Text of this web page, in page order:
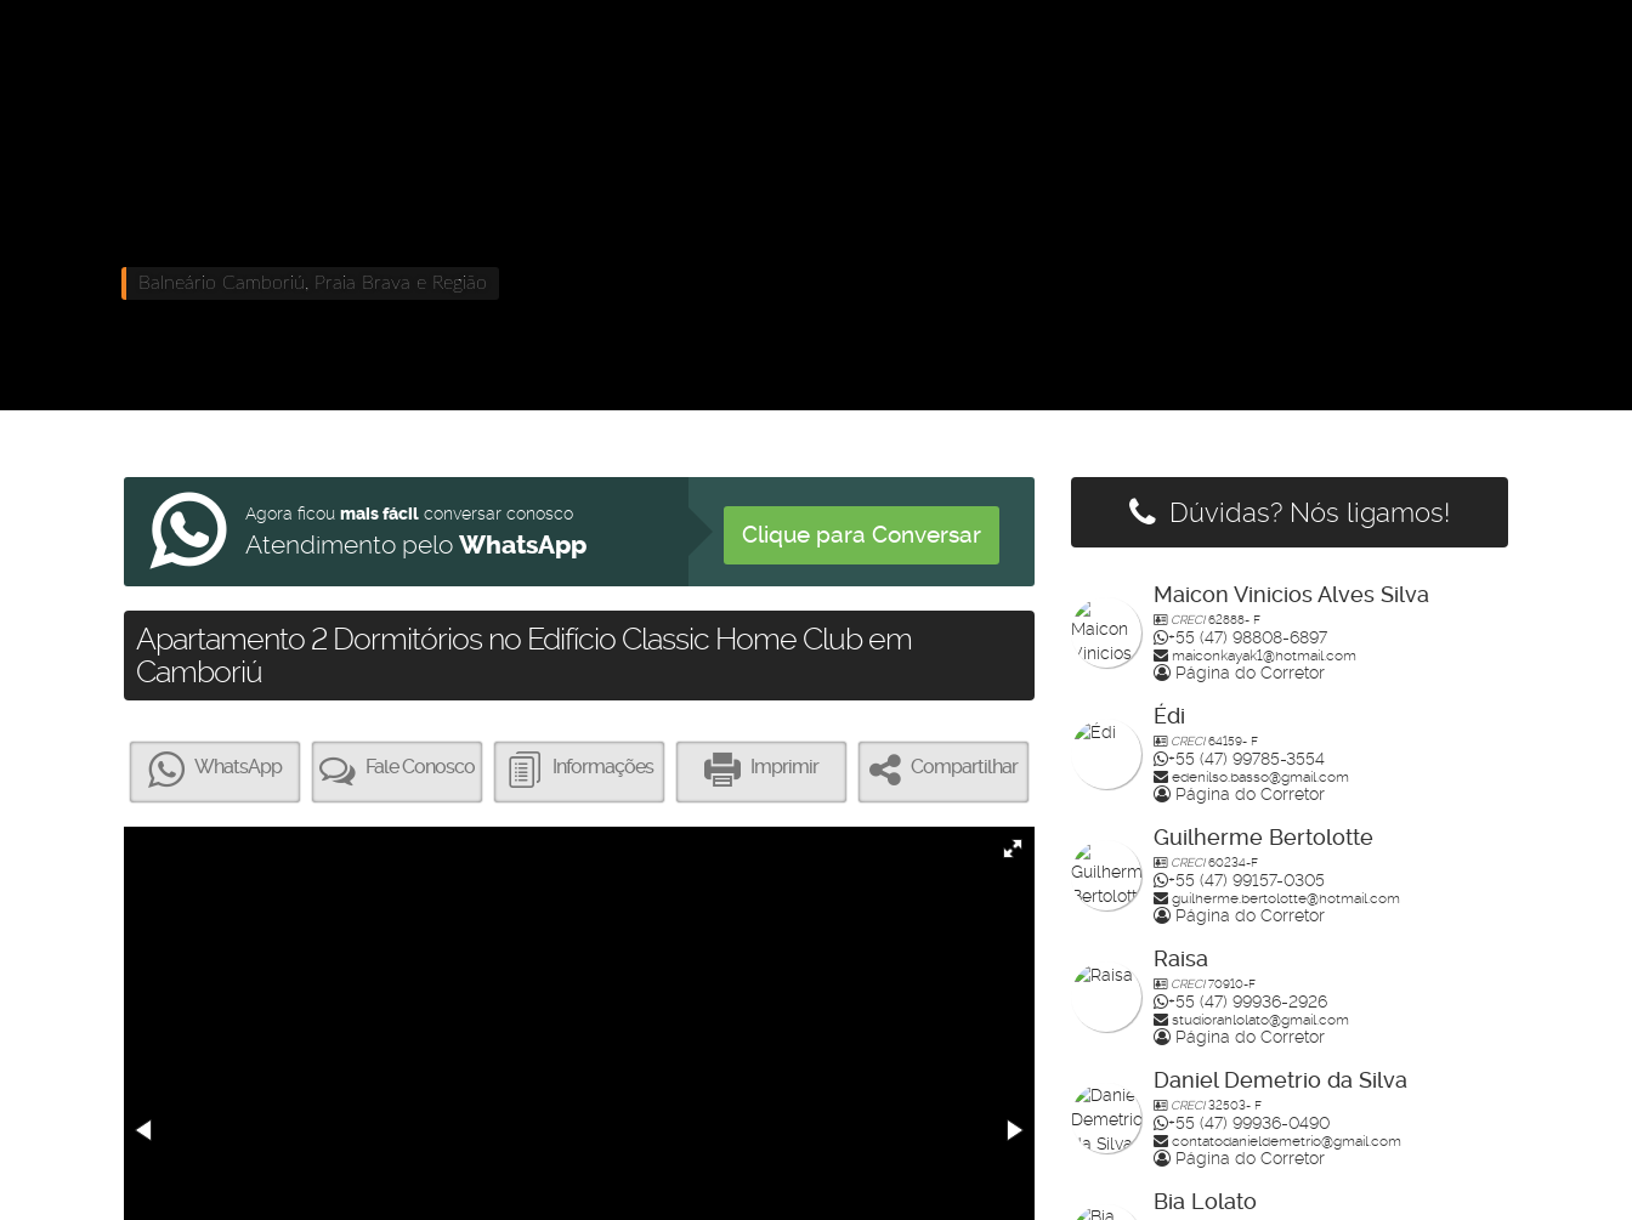
Balneário Camboriú, Praia Brava e Região
Agora ficou mais fácil conversar conosco
Atendimento pelo WhatsApp Clique para Conversar
Apartamento 2 Dormitórios no Edifício Classic Home Club em
Camboriú
WhatsApp Fale Conosco Informações Imprimir Compartilhar
Dúvidas? Nós ligamos!
Maicon Vinicios Alves Silva
CRECI62888- F
+55 (47) 98808-6897
maiconkayak1@hotmail.com
Página do Corretor
Édi
CRECI64159- F
+55 (47) 99785-3554
edenilso.basso@gmail.com
Página do Corretor
Guilherme Bertolotte
CRECI60234-F
+55 (47) 99157-0305
guilherme.bertolotte@hotmail.com
Página do Corretor
Raisa
CRECI70910-F
+55 (47) 99936-2926
studiorahlolato@gmail.com
Página do Corretor
Daniel Demetrio da Silva
CRECI32503- F
+55 (47) 99936-0490
contatodanieldemetrio@gmail.com
Página do Corretor
Bia Lolato